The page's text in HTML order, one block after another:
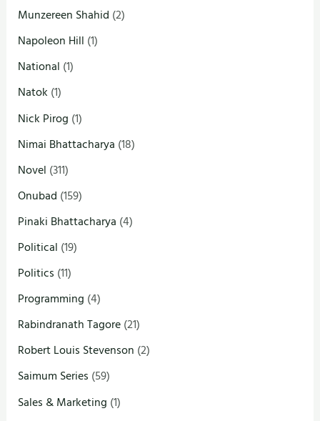
Munzereen Shahid (2)
Napoleon Hill (1)
National (1)
Natok (1)
Nick Pirog (1)
Nimai Bhattacharya (18)
Novel (311)
Onubad (159)
Pinaki Bhattacharya (4)
Political (19)
Politics (11)
Programming (4)
Rabindranath Tagore(21)
Robert Louis Stevenson (2)
Saimum Series (59)
Sales & Marketing (1)